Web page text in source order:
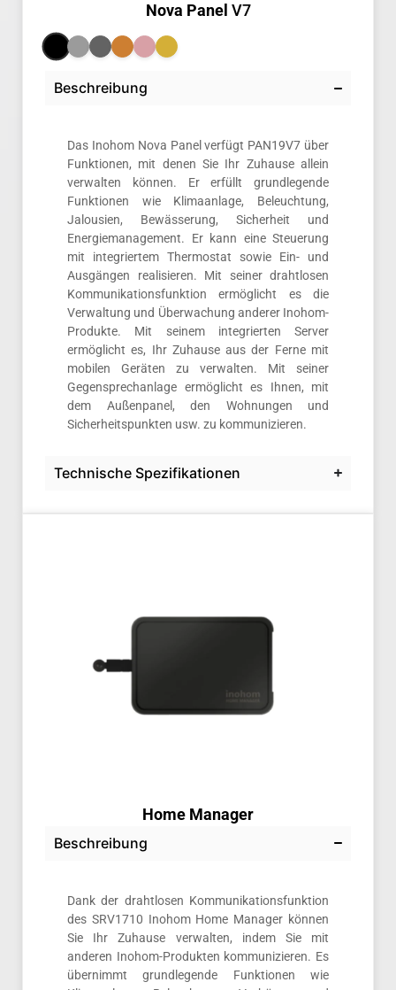
Nova Panel V7
Beschreibung
Das Inohom Nova Panel verfügt PAN19V7 über
Funktionen, mit denen Sie Ihr Zuhause allein
verwalten können. Er erfüllt grundlegende
Funktionen wie Klimaanlage, Beleuchtung,
Jalousien, Bewässerung, Sicherheit und
Energiemanagement. Er kann eine Steuerung
mit integriertem Thermostat sowie Ein- und
Ausgängen realisieren. Mit seiner drahtlosen
Kommunikationsfunktion ermöglicht es die
Verwaltung und Überwachung anderer Inohom-
Produkte. Mit seinem integrierten Server
ermöglicht es, Ihr Zuhause aus der Ferne mit
mobilen Geräten zu verwalten. Mit seiner
Gegensprechanlage ermöglicht es Ihnen, mit
dem Außenpanel, den Wohnungen und
Sicherheitspunkten usw. zu kommunizieren.
Technische Spezifikationen
Home Manager
Beschreibung
Dank der drahtlosen Kommunikationsfunktion
des SRV1710 Inohom Home Manager können
Sie Ihr Zuhause verwalten, indem Sie mit
anderen Inohom-Produkten kommunizieren. Es
übernimmt grundlegende Funktionen wie